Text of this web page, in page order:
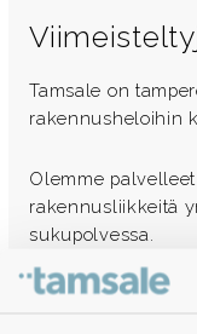
Tamsale on
rakennusheloihin
Olemme
rakennusliikkeitä
sukupolvessa.
Ota yhteyttä -